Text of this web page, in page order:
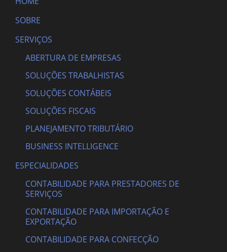
SOBRE
SERVIÇOS
ABERTURA DE EMPRESAS
SOLUÇÕES TRABALHISTAS
SOLUÇÕES CONTÁBEIS
SOLUÇÕES FISCAIS
PLANEJAMENTO TRIBUTÁRIO
BUSINESS INTELLIGENCE
ESPECIALIDADES
CONTABILIDADE PARA PRESTADORES DE
SERVIÇOS
CONTABILIDADE PARA IMPORTAÇÃO E
EXPORTAÇÃO
CONTABILIDADE PARA CONFECÇÃO